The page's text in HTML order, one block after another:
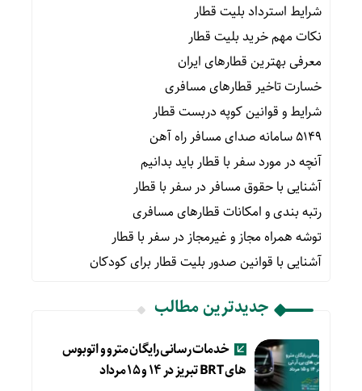
شرایط استرداد بلیت قطار
نکات مهم خرید بلیت قطار
معرفی بهترین قطارهای ایران
خسارت تاخیر قطارهای مسافری
شرایط و قوانین کوپه دربست قطار
۵۱۴۹ سامانه صدای مسافر راه آهن
آنچه در مورد سفر با قطار باید بدانیم
آشنایی با حقوق مسافر در سفر با قطار
رتبه بندی و امکانات قطارهای مسافری
توشه همراه مجاز و غیرمجاز در سفر با قطار
آشنایی با قوانین صدور بلیت قطار برای کودکان
جدیدترین مطالب
خدمات رسانی رایگان مترو و اتوبوس
های BRT تبریز در ۱۴ و ۱۵ مرداد